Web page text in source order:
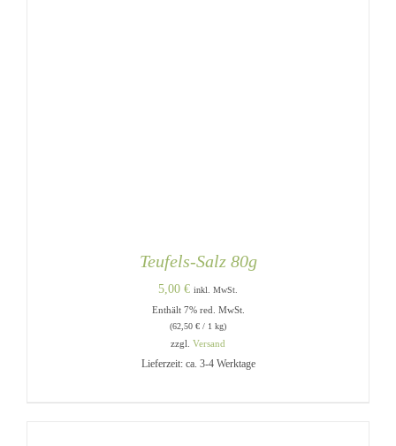
Teufels-Salz 80g
5,00 € inkl. MwSt.
Enthält 7% red. MwSt.
(62,50 € / 1 kg)
zzgl. Versand
Lieferzeit: ca. 3-4 Werktage